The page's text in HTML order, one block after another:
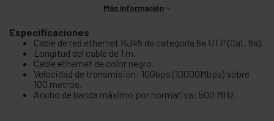
Más información
Especificaciones
Cable de red ethernet RJ45 de categoría 6a UTP (Cat. 6a).
Longitud del cable de 1 m.
Cable ethernet de color negro.
Velocidad de transmisión: 10Gbps (10000Mbps) sobre
100 metros.
Ancho de banda máximo por normativa: 500 MHz.